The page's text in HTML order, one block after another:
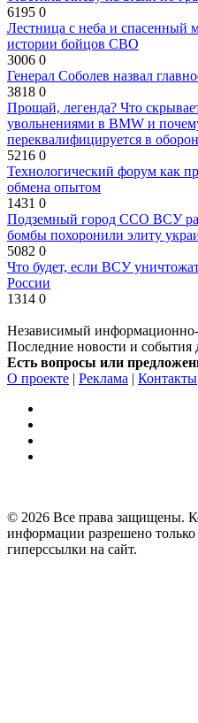
6195 0
Лестница с неба и
истории бойцов СВО
3006 0
Генерал Соболев назвал
3818 0
Прощай, легенда? Что
увольнениями в BMW и
переквалифицируется в
5216 0
Технологический форум как
обмена опытом
1431 0
Подземный город ССО ВСУ
бомбы похоронили элиту
5082 0
Что будет, если ВСУ
России
1314 0
Независимый
Последние новости и события
Есть вопросы или
О проекте | Реклама | Контакты
© 2026 Все права защищены.
информации разрешено
гиперссылки на сайт.